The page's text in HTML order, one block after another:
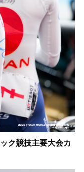
ク競技主要大会カ